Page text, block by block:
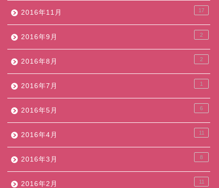
2016年11月 17
2016年9月 2
2016年8月 2
2016年7月 1
2016年5月 6
2016年4月 11
2016年3月 8
2016年2月 11